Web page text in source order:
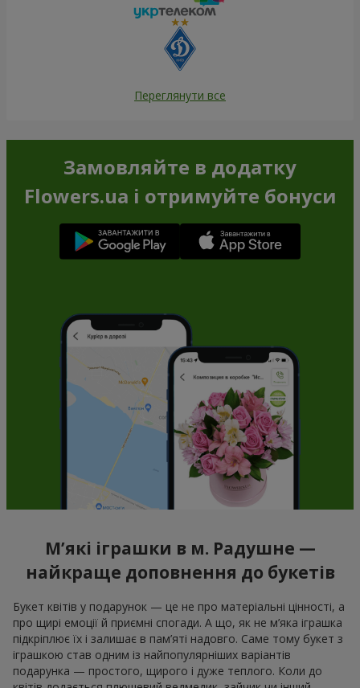
Переглянути все
Замовляйте в додатку
Flowers.ua і отримуйте бонуси
М’які іграшки в м. Радушне —
найкраще доповнення до букетів
Букет квітів у подарунок — це не про матеріальні цінності, а
про щирі емоції й приємні спогади. А що, як не м’яка іграшка
підкріплює їх і залишає в пам’яті надовго. Саме тому букет з
іграшкою став одним із найпопулярніших варіантів
подарунка — простого, щирого і дуже теплого. Коли до